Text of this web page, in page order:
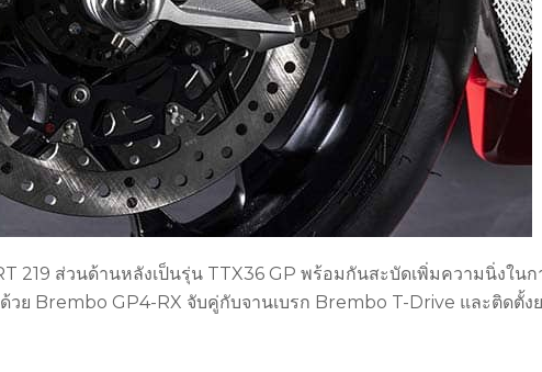
219 ส่วนด้านหลังเป็นรุ่น TTX36 GP พร้อมกันสะบัดเพิ่มความนิ่งในก
วย Brembo GP4-RX จับคู่กับจานเบรก Brembo T-Drive และติดตั้ง